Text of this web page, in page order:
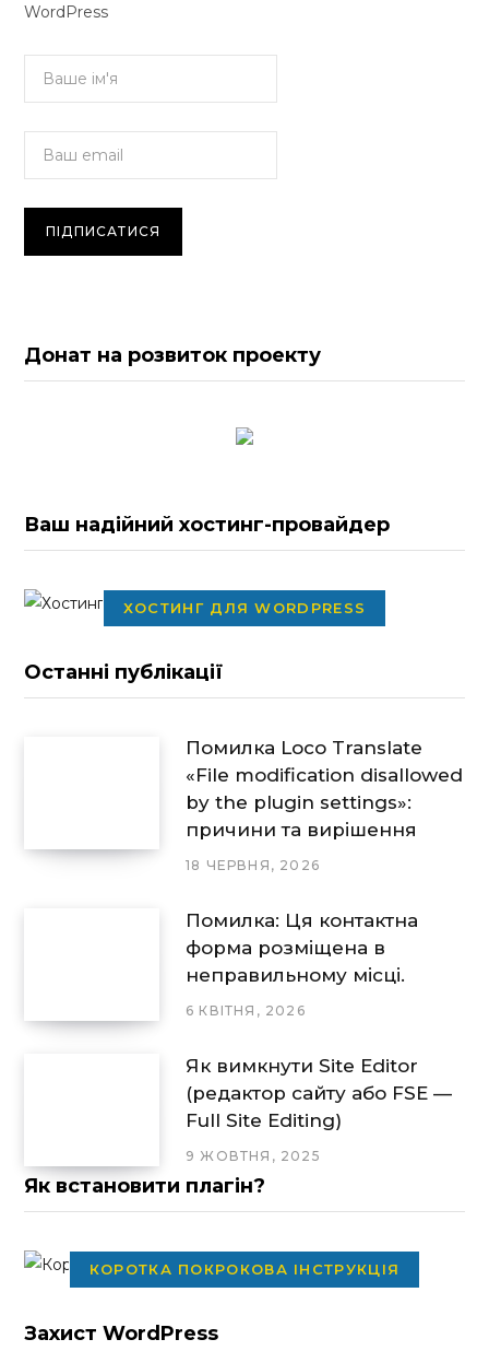
WordPress
Донат на розвиток проекту
Ваш надійний хостинг-провайдер
ХОСТИНГ ДЛЯ WORDPRESS
Останні публікації
Помилка Loco Translate
«File modification disallowed
by the plugin settings»:
причини та вирішення
18 ЧЕРВНЯ, 2026
Помилка: Ця контактна
форма розміщена в
неправильному місці.
6 КВІТНЯ, 2026
Як вимкнути Site Editor
(редактор сайту або FSE —
Full Site Editing)
9 ЖОВТНЯ, 2025
Як встановити плагін?
КОРОТКА ПОКРОКОВА ІНСТРУКЦІЯ
Захист WordPress